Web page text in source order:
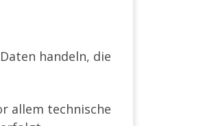
handeln, die
allem technische